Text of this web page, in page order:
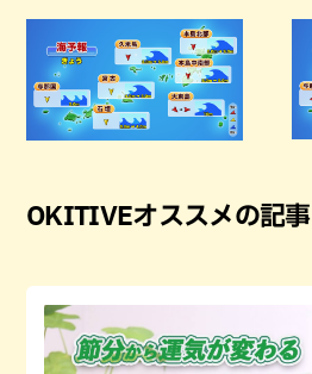
OKITIVEオススメの記事